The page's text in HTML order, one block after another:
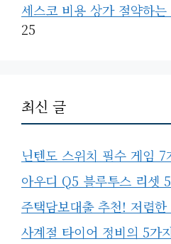
세스코 비용 상가 절약하
25
최신 글
닌텐도 스위치 필수 게임 7
아우디 Q5 블루투스 리셋
주택담보대출 추천! 저렴
사계절 타이어 정비의 5가